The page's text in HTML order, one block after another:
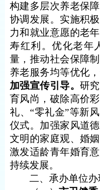
构建多层次养老保
协调发展。实施积
力和就业意愿的老
寿红利。优化老年
量，推动社会保障
养老服务均等优化
加强宣传引导。 研
育风尚，破除高价
礼、 “零礼金”等新
仪式。加强家风道
文明的家庭观、婚
激发适龄青年婚育
持续发展。
二、承办单位